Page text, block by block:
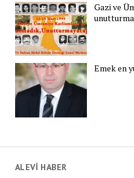
Gazi ve
Emek en
ALEVİ HABER